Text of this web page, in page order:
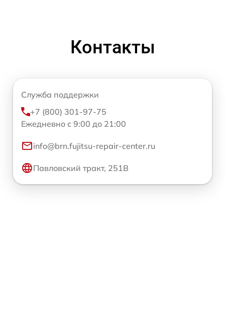
Контакты
Служба поддержки
+7 (800) 301-97-75
Ежедневно с 9:00 до 21:00
info@brn.fujitsu-repair-center.ru
Павловский тракт, 251В